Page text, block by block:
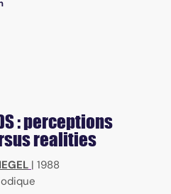
: perceptions
realities
| 1988